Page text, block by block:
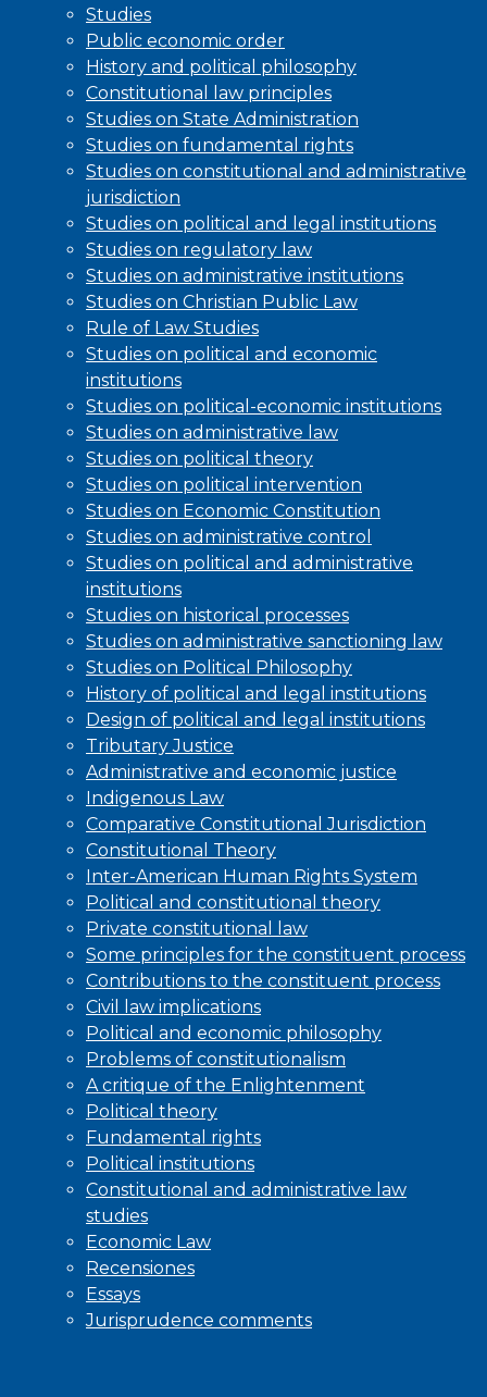
Studies
Public economic order
History and political philosophy
Constitutional law principles
Studies on State Administration
Studies on fundamental rights
Studies on constitutional and administrative
jurisdiction
Studies on political and legal institutions
Studies on regulatory law
Studies on administrative institutions
Studies on Christian Public Law
Rule of Law Studies
Studies on political and economic
institutions
Studies on political-economic institutions
Studies on administrative law
Studies on political theory
Studies on political intervention
Studies on Economic Constitution
Studies on administrative control
Studies on political and administrative
institutions
Studies on historical processes
Studies on administrative sanctioning law
Studies on Political Philosophy
History of political and legal institutions
Design of political and legal institutions
Tributary Justice
Administrative and economic justice
Indigenous Law
Comparative Constitutional Jurisdiction
Constitutional Theory
Inter-American Human Rights System
Political and constitutional theory
Private constitutional law
Some principles for the constituent process
Contributions to the constituent process
Civil law implications
Political and economic philosophy
Problems of constitutionalism
A critique of the Enlightenment
Political theory
Fundamental rights
Political institutions
Constitutional and administrative law
studies
Economic Law
Recensiones
Essays
Jurisprudence comments